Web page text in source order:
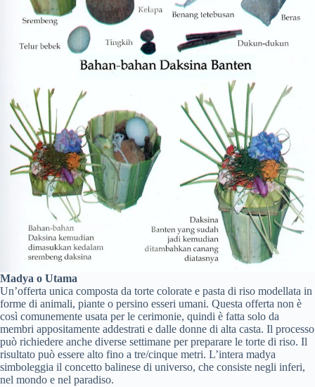
Madya o Utama
Un’offerta unica composta da torte colorate e pasta di riso modellata in
forme di animali, piante o persino esseri umani. Questa offerta non è
così comunemente usata per le cerimonie, quindi è fatta solo da
membri appositamente addestrati e dalle donne di alta casta. Il processo
può richiedere anche diverse settimane per preparare le torte di riso. Il
risultato può essere alto fino a tre/cinque metri. L’intera madya
simboleggia il concetto balinese di universo, che consiste negli inferi,
nel mondo e nel paradiso.